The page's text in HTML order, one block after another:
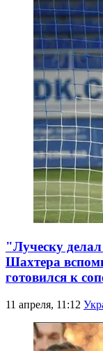
"Луческу
Шахтера
готовился к
11 апреля, 11:12